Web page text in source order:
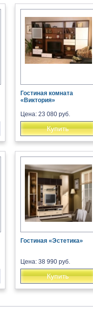
Гостиная комната
«Виктория»
Цена: 23 080 руб.
Купить
Гостиная «Эстетика»
Цена: 38 990 руб.
Купить